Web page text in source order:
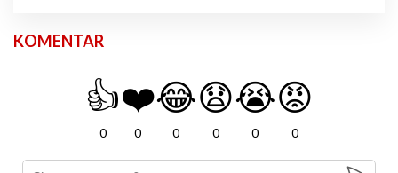
KOMENTAR
👍
0
❤️
0
😂
0
😧
0
😭
0
😡
0